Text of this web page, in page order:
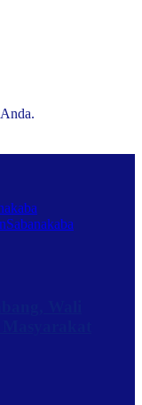
Sabanakaba